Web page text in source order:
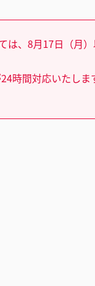
は、8月17日（月
時間対応いたしま